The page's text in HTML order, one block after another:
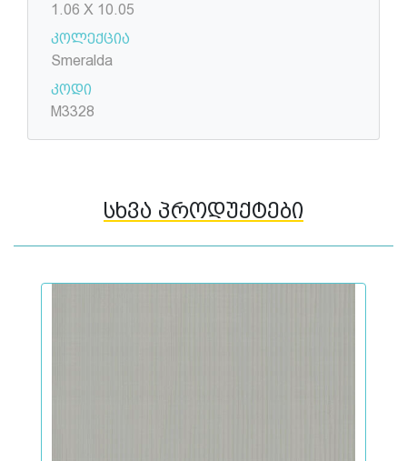
1.06 X 10.05
კოლექცია
Smeralda
კოდი
M3328
სხვა პროდუქტები